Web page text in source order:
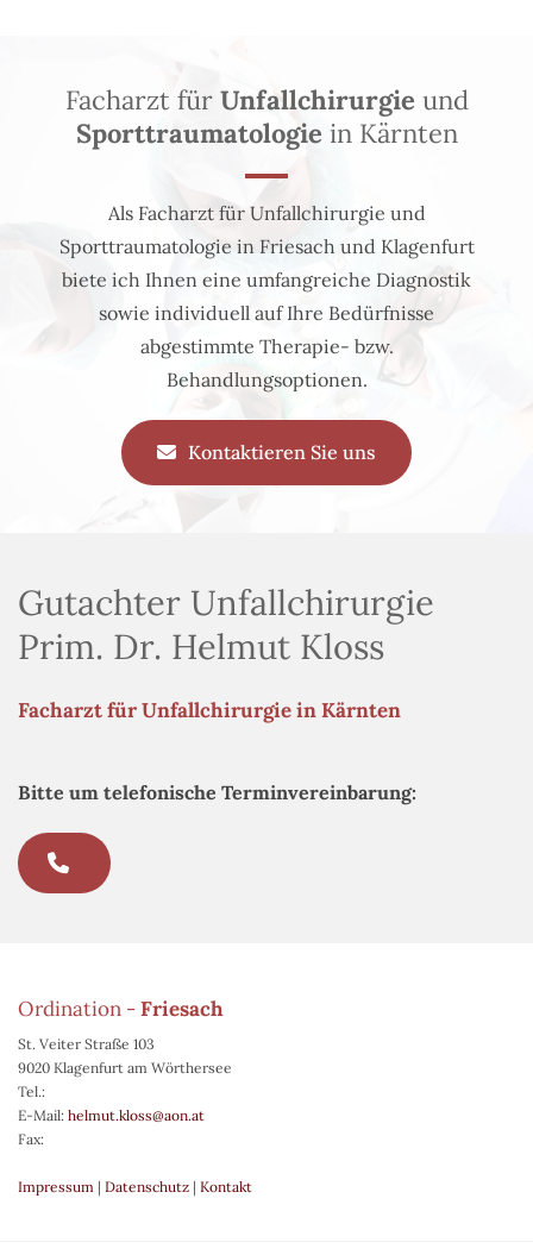
Facharzt für Unfallchirurgie und
Sporttraumatologie in Kärnten
Als Facharzt für Unfallchirurgie und
Sporttraumatologie in Friesach und Klagenfurt
biete ich Ihnen eine umfangreiche Diagnostik
sowie individuell auf Ihre Bedürfnisse
abgestimmte Therapie- bzw.
Behandlungsoptionen.
Kontaktieren Sie uns
Gutachter Unfallchirurgie
Prim. Dr. Helmut Kloss
Facharzt für Unfallchirurgie in Kärnten
Bitte um telefonische Terminvereinbarung:
Ordination -Friesach
St. Veiter Straße 103
9020 Klagenfurt am Wörthersee
Tel.:
E-Mail: helmut.kloss@aon.at
Fax:
Impressum | Datenschutz | Kontakt